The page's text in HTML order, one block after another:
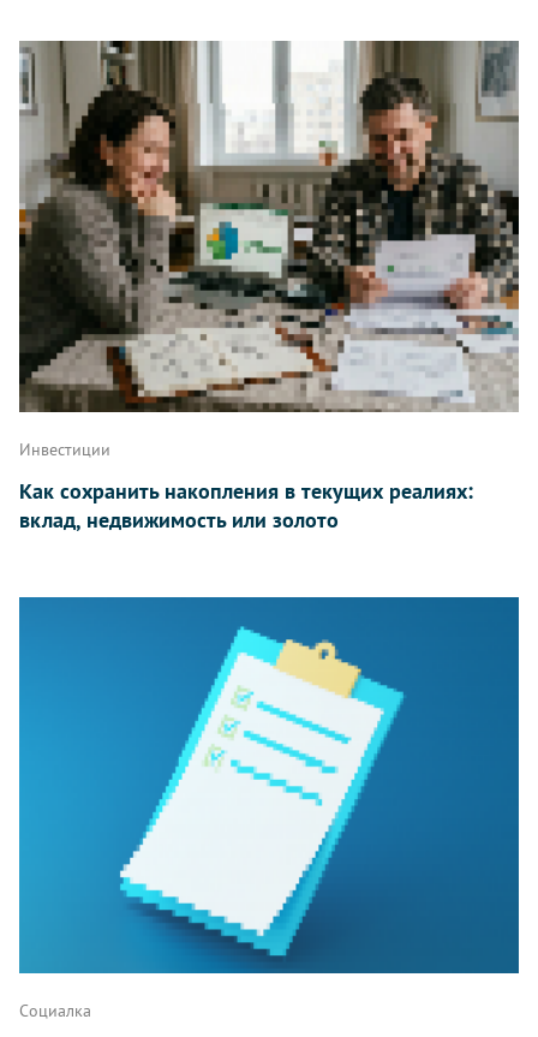
Инвестиции
Как сохранить накопления в текущих реалиях:
вклад, недвижимость или золото
Социалка